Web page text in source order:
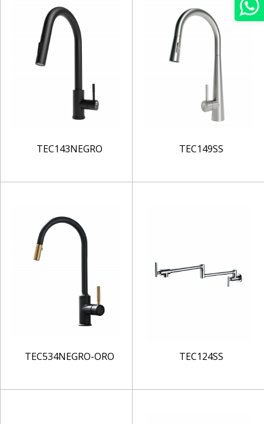
TEC143NEGRO TEC149SS
TEC534NEGRO-ORO TEC124SS